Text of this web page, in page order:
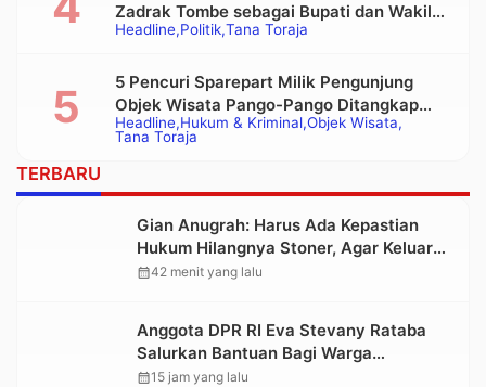
Headline Politik Tana Toraja
Zadrak Tombe sebagai Bupati dan Wakil
Bupati Tana Toraja Terpilih
Headline Hukum & Kriminal Objek Wisata
Tana Toraja
5 Pencuri Sparepart Milik Pengunjung
Objek Wisata Pango-Pango Ditangkap
Polisi
TERBARU
Gian Anugrah: Harus Ada Kepastian
Hukum Hilangnya Stoner, Agar Keluarga
tidak Larut dalam Trauma dan
calendar_month42 menit yang lalu
Anggota DPR RI Eva Stevany Rataba
Salurkan Bantuan Bagi Warga
Terdampak Longsor di Buntu Pepasan
calendar_month15 jam yang lalu